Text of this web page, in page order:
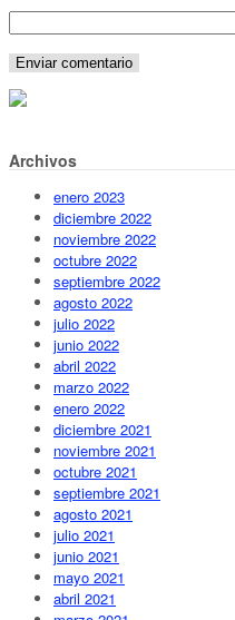
Archivos
enero 2023
diciembre 2022
noviembre 2022
octubre 2022
septiembre 2022
agosto 2022
julio 2022
junio 2022
abril 2022
marzo 2022
enero 2022
diciembre 2021
noviembre 2021
octubre 2021
septiembre 2021
agosto 2021
julio 2021
junio 2021
mayo 2021
abril 2021